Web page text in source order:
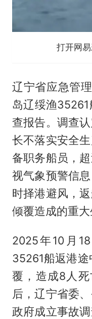
打开网
辽宁省应急管
岛辽绥渔35261
查报告。调查
长不落实安全
备职务船员，
视气象预警信
时择港避风，
倾覆造成的重大
2025年10月
35261船返港
覆，造成8人
后，辽宁省委
政府成立事故